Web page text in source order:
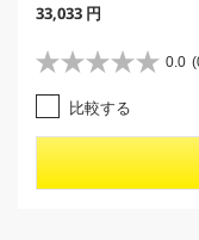
C
r
r
e
n
t
p
r
33,033 円
0.0
星
0
.
0
5
比較する